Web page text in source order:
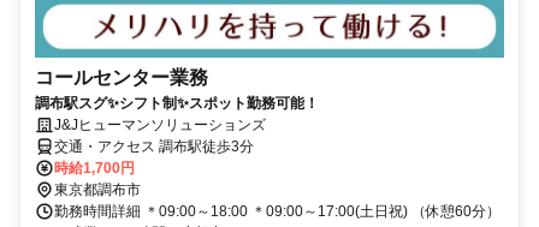
コールセンター業務
調布駅スグ✨シフト制✨スポット勤務可能！
J&Jヒューマンソリューションズ
交通・アクセス 調布駅徒歩3分
時給1,700円
東京都調布市
勤務時間詳細 ＊09:00～18:00 ＊09:00～17:00(土日祝) （休憩60分）